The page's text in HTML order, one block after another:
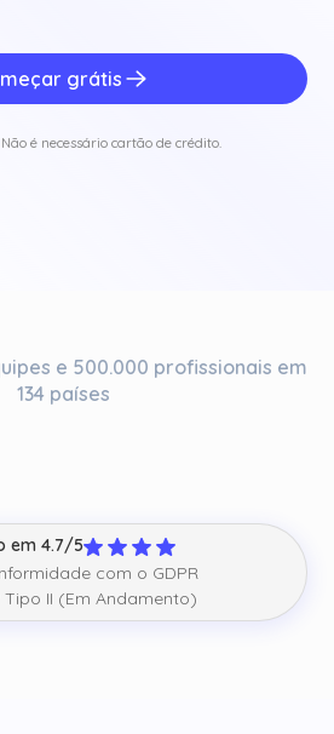
grátis
é necessário cartão de crédito.
e 500.000 profissionais em
134 países
em 4.7/5
com o GDPR
Tipo II (Em Andamento)